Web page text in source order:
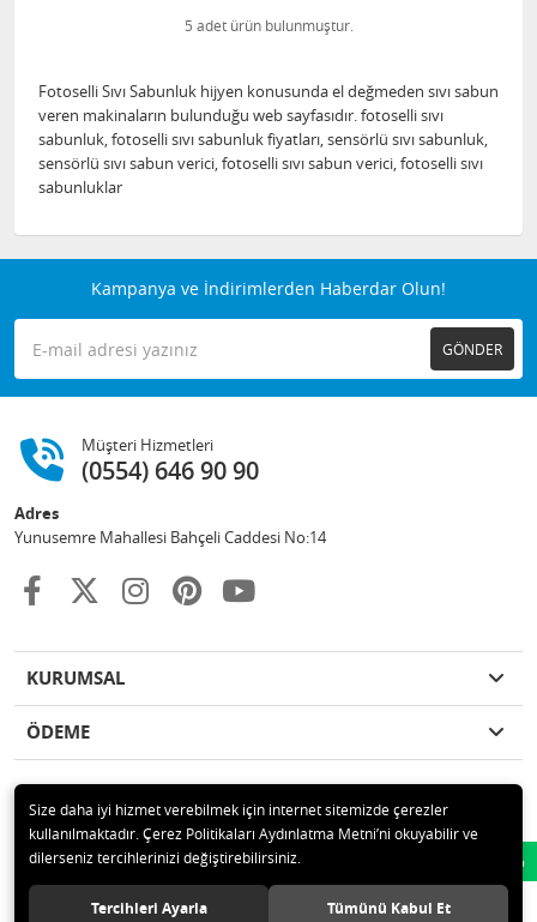
5 adet ürün bulunmuştur.
Fotoselli Sıvı Sabunluk hijyen konusunda el değmeden sıvı sabun
veren makinaların bulunduğu web sayfasıdır. fotoselli sıvı
sabunluk, fotoselli sıvı sabunluk fiyatları, sensörlü sıvı sabunluk,
sensörlü sıvı sabun verici, fotoselli sıvı sabun verici, fotoselli sıvı
sabunluklar
Kampanya ve İndirimlerden Haberdar Olun!
GÖNDER
Müşteri Hizmetleri
(0554) 646 90 90
Adres
Yunusemre Mahallesi Bahçeli Caddesi No:14
KURUMSAL
ÖDEME
© 2020 GKN STORE TEMİZLİK MADDELERİ SAN TİC LTD ŞTİ Tüm hakları
saklıdır.
Whatsapp
Size daha iyi hizmet verebilmek için internet sitemizde çerezler
kullanılmaktadır. Çerez Politikaları Aydınlatma Metni’ni okuyabilir ve
dilerseniz tercihlerinizi değiştirebilirsiniz.
Tercihleri Ayarla Tümünü Kabul Et